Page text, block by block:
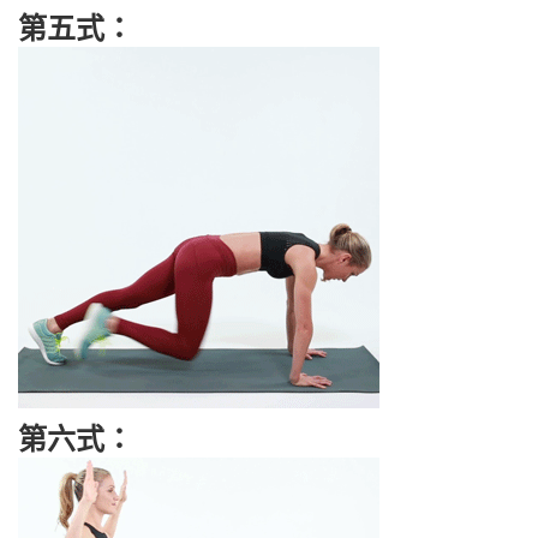
第五式：
第六式：